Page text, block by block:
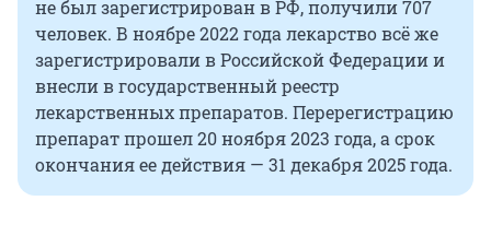
не был зарегистрирован в РФ, получили 707
человек. В ноябре 2022 года лекарство всё же
зарегистрировали в Российской Федерации и
внесли в государственный реестр
лекарственных препаратов. Перерегистрацию
препарат прошел 20 ноября 2023 года, а срок
окончания ее действия — 31 декабря 2025 года.